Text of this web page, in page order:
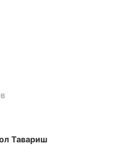
Тавариш